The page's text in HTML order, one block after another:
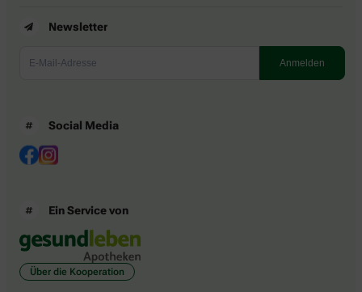
Newsletter
Social Media
Ein Service von
Über die Kooperation